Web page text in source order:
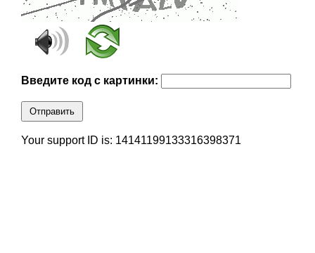
Введите код с картинки:
Отправить
Your support ID is: 14141199133316398371